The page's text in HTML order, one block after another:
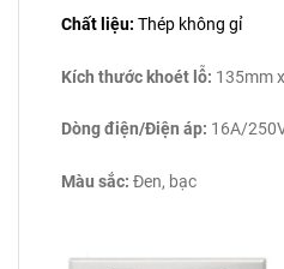
Chất liệu: Thép không gỉ
Kích thước khoét lỗ: 135mm
Dòng điện/Điện áp: 16A/
Màu sắc: Đen, bạc